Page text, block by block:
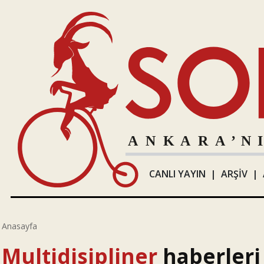
CANLI YAYIN |ARŞİV |
Anasayfa
Multidisipliner haberleri